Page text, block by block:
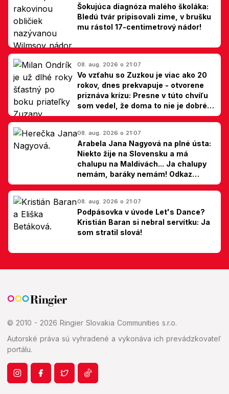
Šokujúca diagnóza malého školáka:
Bledú tvár pripisovali zime, v brušku
mu rástol 17-centimetrový nádor!
08. aug. 2026 o 21:07
Vo vzťahu so Zuzkou je viac ako 20
rokov, dnes prekvapuje - otvorene
priznáva krízu: Presne v túto chvíľu
som vedel, že doma to nie je dobré,
hovorí Milan Ondrík
08. aug. 2026 o 21:07
Arabela Jana Nagyová na plné ústa:
Niekto žije na Slovensku a má
chalupu na Maldivách... Ja chalupy
nemám, baráky nemám! Odkaz
Slovákom
08. aug. 2026 o 21:07
Podpásovka v úvode Let's Dance?
Kristián Baran si nebral servítku: Ja
som stratil slová!
© 2010 - 2026 Ringier Slovakia Communities s.r.o.
Autorské práva sú vyhradené a vykonáva ich prevádzkovateľ
portálu.